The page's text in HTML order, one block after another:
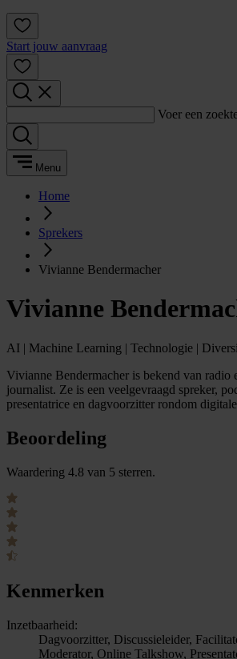
Start jouw aanvraag
Voer een
Menu
Home
Sprekers
Vivianne Bendermacher
Vivianne
AI | Machine Learning | Technologie |
Vivianne Bendermacher is bekend van radio
journalist. Ze is een veelgevraagd spreker,
presentatrice en dagvoorzitter rondom
Beoordeling
Waardering 4.8 van 5 sterren.
Kenmerken
Inzetbaarheid:
Dagvoorzitter, Discussieleider,
Moderator, Online Talkshow,